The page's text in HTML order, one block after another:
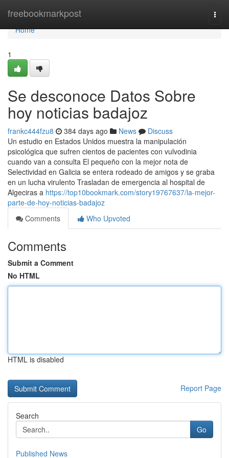
freebookmarkpost
Home
Home
1
Se desconoce Datos Sobre
hoy noticias badajoz
frankc444fzu8 384 days ago News
Discuss
Un estudio en Estados Unidos muestra la manipulación
psicológica que sufren cientos de pacientes con vulvodinia
cuando van a consulta El pequeño con la mejor nota de
Selectividad en Galicia se entera rodeado de amigos y se graba
en un lucha virulento Trasladan de emergencia al hospital de
Algeciras a https://top10bookmark.com/story19767637/la-mejor-
parte-de-hoy-noticias-badajoz
Comments
Who Upvoted
Comments
Submit a Comment
No HTML
HTML is disabled
Report Page
Search
Go
Published News